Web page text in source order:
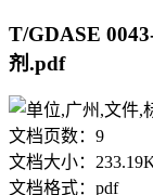
T/GDASE
剂.pdf
文档页数： 9
文档大小：
文档格式： pdf